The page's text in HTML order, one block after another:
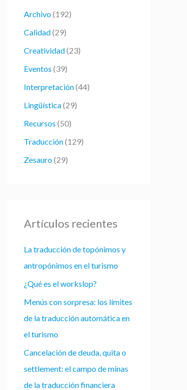
p
o
r
:
Archivo(192)
Calidad(29)
Creatividad(23)
Eventos (39)
Interpretación(44)
Lingüística(29)
Recursos (50)
Traducción(129)
Zesauro(29)
Artículos recientes
La traducción de topónimos y
antropónimos en el turismo
¿Qué es el workslop?
Menús con sorpresa: los límites
de la traducción automática en
el turismo
Cancelación de deuda, quita o
settlement: el campo de minas
de la traducción financiera